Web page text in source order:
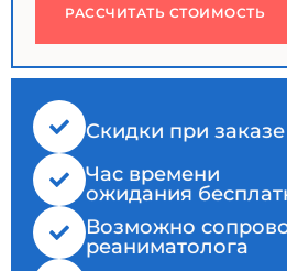
РАССЧИТАТЬ СТОИМОСТЬ
Cкидки при
Час времени
ожидания
Возможно
реаниматолога